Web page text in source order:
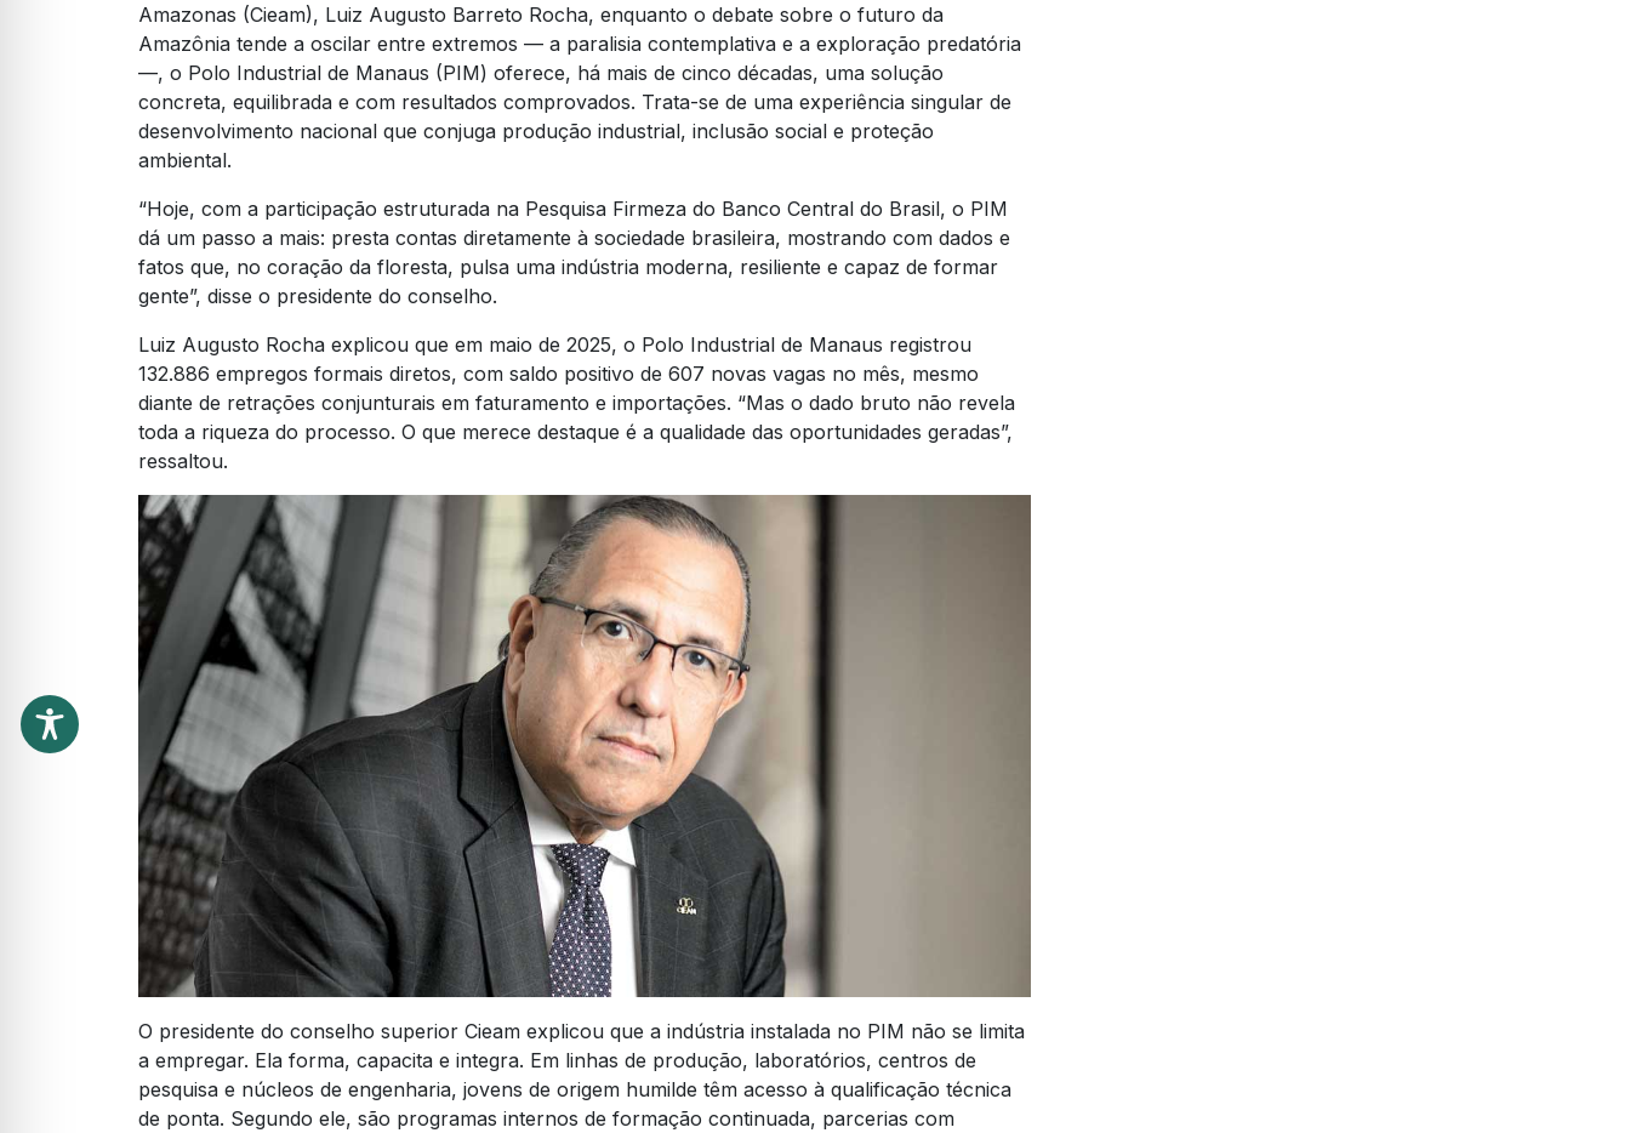
Amazonas (Cieam), Luiz Augusto Barreto Rocha, enquanto o debate sobre o futuro da
Amazônia tende a oscilar entre extremos — a paralisia contemplativa e a exploração predatória
—, o Polo Industrial de Manaus (PIM) oferece, há mais de cinco décadas, uma solução
concreta, equilibrada e com resultados comprovados. Trata-se de uma experiência singular de
desenvolvimento nacional que conjuga produção industrial, inclusão social e proteção
ambiental.
“Hoje, com a participação estruturada na Pesquisa Firmeza do Banco Central do Brasil, o PIM
dá um passo a mais: presta contas diretamente à sociedade brasileira, mostrando com dados e
fatos que, no coração da floresta, pulsa uma indústria moderna, resiliente e capaz de formar
gente”, disse o presidente do conselho.
Luiz Augusto Rocha explicou que em maio de 2025, o Polo Industrial de Manaus registrou
132.886 empregos formais diretos, com saldo positivo de 607 novas vagas no mês, mesmo
diante de retrações conjunturais em faturamento e importações. “Mas o dado bruto não revela
toda a riqueza do processo. O que merece destaque é a qualidade das oportunidades geradas”,
ressaltou.
O presidente do conselho superior Cieam explicou que a indústria instalada no PIM não se limita
a empregar. Ela forma, capacita e integra. Em linhas de produção, laboratórios, centros de
pesquisa e núcleos de engenharia, jovens de origem humilde têm acesso à qualificação técnica
de ponta. Segundo ele, são programas internos de formação continuada, parcerias com